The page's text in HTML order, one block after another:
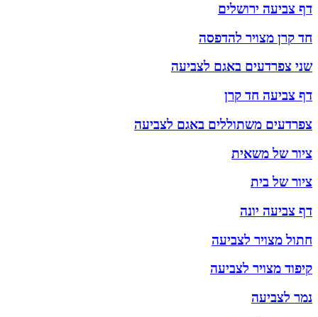
דף צביעה ירושלים
חד קרן מצויר להדפסה
שני צפרדעים באגם לצביעה
דף צביעה חד קרן
צפרדעים משתוללים באגם לצביעה
ציור של משאית
ציור של בית
דף צביעה יונה
חתול מצויר לצביעה
קיפוד מצויר לצביעה
נמר לצביעה